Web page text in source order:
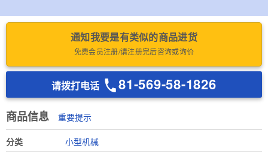
通知我要是有类似的商品进货
免费会员注册/请注册完后咨询或询价
请拨打电话 81-569-58-1826
商品信息 重要提示
分类
小型机械